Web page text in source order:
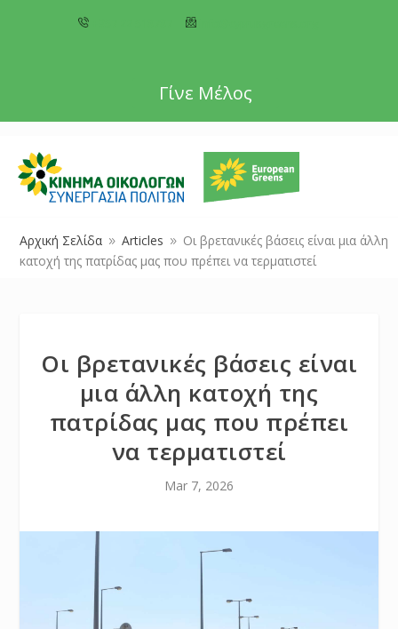
Γίνε Μέλος
Αρχική Σελίδα 9 Articles 9 Oι βρετανικές βάσεις είναι μια άλλη
κατοχή της πατρίδας μας που πρέπει να τερματιστεί
Oι βρετανικές βάσεις είναι
μια άλλη κατοχή της
πατρίδας μας που πρέπει
να τερματιστεί
Mar 7, 2026